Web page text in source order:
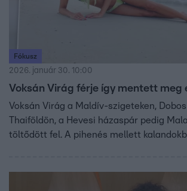
Fókusz
2026. január 30. 10:00
Voksán Virág férje így mentett meg
Voksán Virág a Maldív-szigeteken,
Thaiföldön, a Hevesi házaspár pedig
töltődött fel. A pihenés mellett